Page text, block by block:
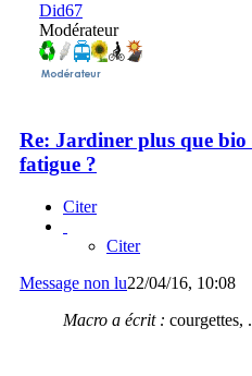
Did67
Modérateur
Re: Jardiner plus que bio
fatigue ?
Citer
Citer
Message non lu22/04/16, 10:08
Macro a écrit : courgettes,